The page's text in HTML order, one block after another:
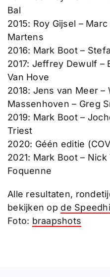
Bal
2015: Roy Gijsel –
Martens
2016: Mark Boot –
2017: Jeffrey Dewulf –
Van Hove
2018: Jens van Meer –
Massenhoven – Greg
2019: Mark Boot –
Triest
2020: Géén editie
2021: Mark Boot –
Foquenne
Alle resultaten,
bekijken op de
Foto: braapshots